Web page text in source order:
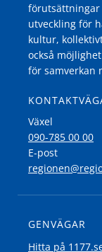
utveckling för
kultur,
också
för samverkan
Växel
090-785 00 00
E-post
GENVÄGAR
Hitta på